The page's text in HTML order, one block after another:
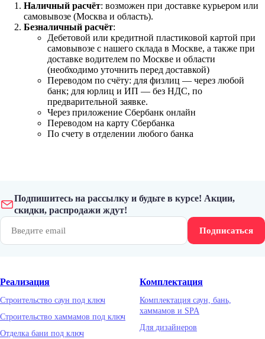
Наличный расчёт: возможен при доставке курьером или
самовывозе (Москва и область).
Безналичный расчёт:
Дебетовой или кредитной пластиковой картой при
самовывозе с нашего склада в Москве, а также при
доставке водителем по Москве и области
(необходимо уточнить перед доставкой)
Переводом по счёту: для физлиц — через любой
банк; для юрлиц и ИП — без НДС, по
предварительной заявке.
Через приложение Сбербанк онлайн
Переводом на карту Сбербанка
По счету в отделении любого банка
Подпишитесь на рассылку и будьте в курсе! Акции,
скидки, распродажи ждут!
Подписаться
Реализация
Строительство саун под ключ
Строительство хаммамов под ключ
Отделка бани под ключ
Комплектация
Комплектация саун, бань,
хаммамов и SPA
Для дизайнеров